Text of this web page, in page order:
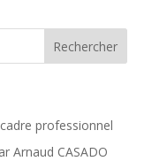
professionnel
Arnaud CASADO